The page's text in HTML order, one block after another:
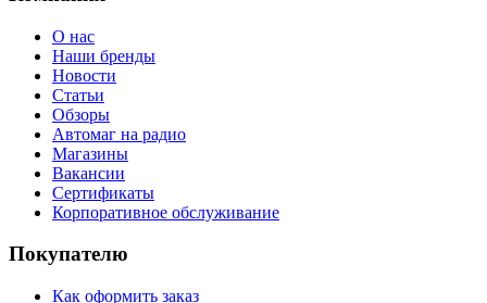
О нас
Наши бренды
Новости
Статьи
Обзоры
Автомаг на радио
Магазины
Вакансии
Сертификаты
Корпоративное обслуживание
Покупателю
Как оформить заказ